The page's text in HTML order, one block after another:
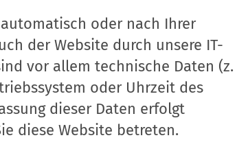
oder nach Ihrer
der Website durch unsere IT-
vor allem technische Daten (z.
oder Uhrzeit des
dieser Daten erfolgt
diese Website betreten.